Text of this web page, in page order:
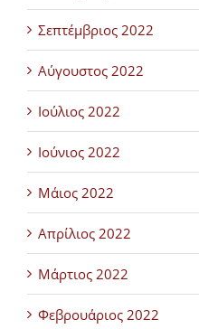
Σεπτέμβριος 2022
Αύγουστος 2022
Ιούλιος 2022
Ιούνιος 2022
Μάιος 2022
Απρίλιος 2022
Μάρτιος 2022
Φεβρουάριος 2022